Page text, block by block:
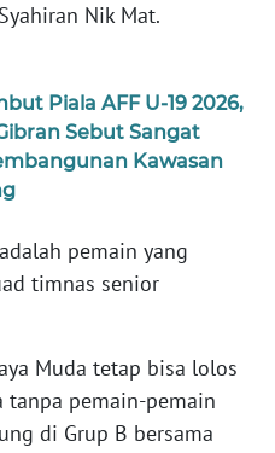
Nik Mat.
Piala AFF U-19 2026,
Sebut Sangat
Kawasan
pemain yang
timnas senior
Muda tetap bisa lolos
tanpa pemain-pemain
di Grup B bersama